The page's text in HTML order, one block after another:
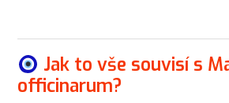
Jak to vše souvisí s
officinarum?